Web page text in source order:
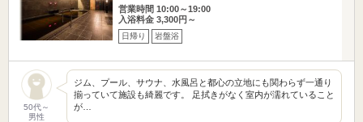
営業時間 10:00～19:00
入浴料金 3,300円～
日帰り 岩盤浴
50代～
男性
ジム、プール、サウナ、水風呂と都心の立地にも関わらず一通り
揃っていて施設も綺麗です。 足拭きがなく室内が濡れていること
が…